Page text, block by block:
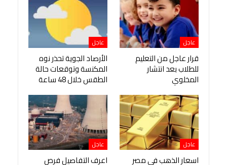
عاجل
قرار عاجل من التعليم
للطلاب بعد انتشار
المخلوي
عاجل
الأرصاد الجوية تحذر نوه
المكنسة وتوقعات حالة
الطقس خلال 48 ساعة
عاجل
اسعار الذهب في مصر
عاجل
اعرف التفاصيل فرص